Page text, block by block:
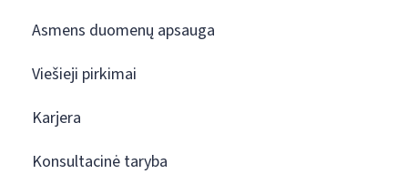
Asmens duomenų apsauga
Viešieji pirkimai
Karjera
Konsultacinė taryba